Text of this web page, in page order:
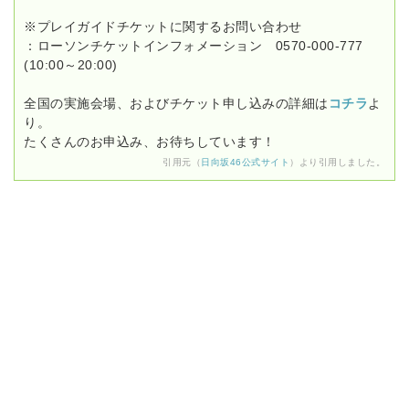
※プレイガイドチケットに関するお問い合わせ
：ローソンチケットインフォメーション 0570-000-777
(10:00～20:00)
全国の実施会場、およびチケット申し込みの詳細は コチラ よ
り。
たくさんのお申込み、お待ちしています！
引用元（ 日向坂46公式サイト ）より引用しました。